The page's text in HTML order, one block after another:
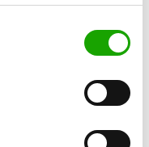
weiterhin nutzen.